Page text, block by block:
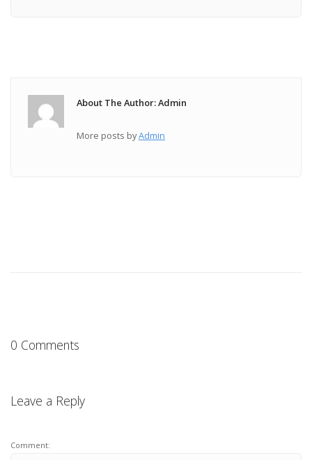
About The Author: Admin
More posts byAdmin
0 Comments
Leave a Reply
Comment: